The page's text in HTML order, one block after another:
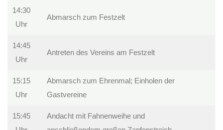
14:30
Uhr
Abmarsch zum Festzelt
14:45
Uhr
Antreten des Vereins am Festzelt
15:15
Uhr
Abmarsch zum Ehrenmal; Einholen der
Gastvereine
15:45
Andacht mit Fahnenweihe und